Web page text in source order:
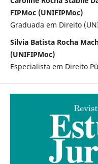
FIPMoc (UNIFIPMoc)
Graduada em Direito
Silvia Batista Rocha
(UNIFIPMoc)
Especialista em Direito